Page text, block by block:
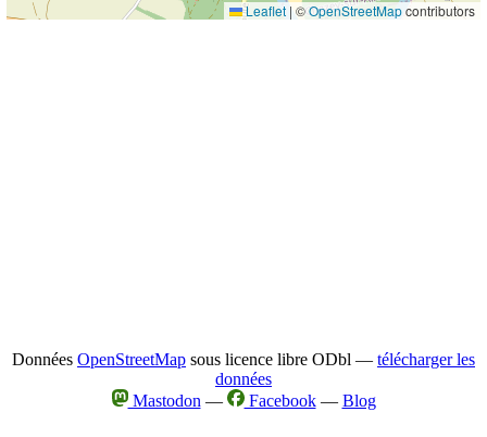
Leaflet | ©OpenStreetMapcontributors
Données OpenStreetMap sous licence libre ODbl — télécharger les
données
Mastodon — Facebook— Blog